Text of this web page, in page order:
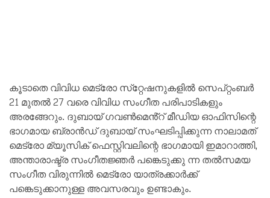
കൂടാതെ വിവിധ മെട്രോ സ്‌റ്റേഷനുകളിൽ സെപ്റ്റംബർ
21 മുതൽ 27 വരെ വിവിധ സംഗീത പരിപാടികളും
അരങ്ങേറും. ദുബായ് ഗവൺമെൻ്റ് മീഡിയ ഓഫിസിന്റെ
ഭാഗമായ ബ്രാൻഡ് ദുബായ് സംഘടിപ്പിക്കുന്ന നാലാമത്
മെട്രോ മ്യൂസിക് ഫെസ്റ്റിവലിന്റെ ഭാഗമായി ഇമാറാത്തി,
അന്താരാഷ്ട്ര സംഗീതജ്ഞർ പങ്കെടുക്കു ന്ന തൽസമയ
സംഗീത വിരുന്നിൽ മെട്രോ യാത്രക്കാർക്ക്
പങ്കെടുക്കാനുള്ള അവസരവും ഉണ്ടാകും.